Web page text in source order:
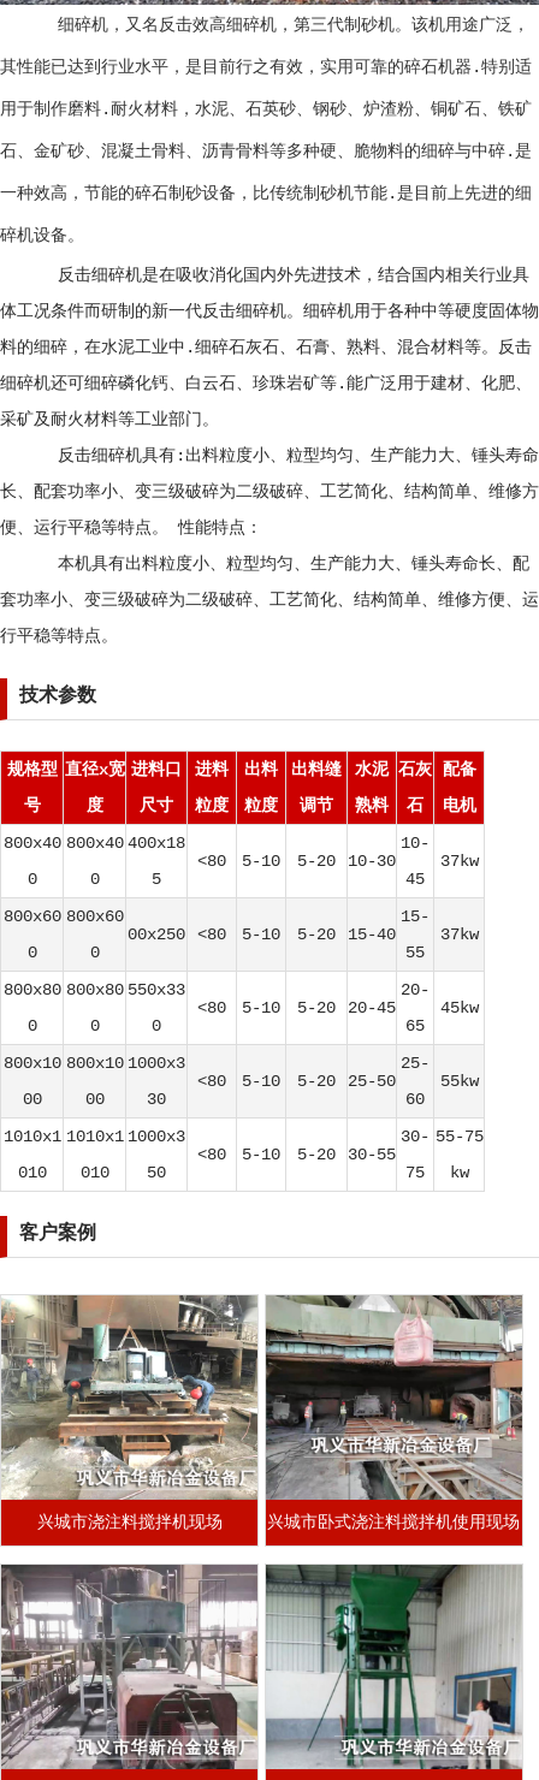
细碎机，又名反击效高细碎机，第三代制砂机。该机用途广泛，
其性能已达到行业水平，是目前行之有效，实用可靠的碎石机器.特别适
用于制作磨料.耐火材料，水泥、石英砂、钢砂、炉渣粉、铜矿石、铁矿
石、金矿砂、混凝土骨料、沥青骨料等多种硬、脆物料的细碎与中碎.是
一种效高，节能的碎石制砂设备，比传统制砂机节能.是目前上先进的细
碎机设备。
反击细碎机是在吸收消化国内外先进技术，结合国内相关行业具
体工况条件而研制的新一代反击细碎机。细碎机用于各种中等硬度固体物
料的细碎，在水泥工业中.细碎石灰石、石膏、熟料、混合材料等。反击
细碎机还可细碎磷化钙、白云石、珍珠岩矿等.能广泛用于建材、化肥、
采矿及耐火材料等工业部门。
反击细碎机具有:出料粒度小、粒型均匀、生产能力大、锤头寿命
长、配套功率小、变三级破碎为二级破碎、工艺简化、结构简单、维修方
便、运行平稳等特点。 性能特点：
本机具有出料粒度小、粒型均匀、生产能力大、锤头寿命长、配
套功率小、变三级破碎为二级破碎、工艺简化、结构简单、维修方便、运
行平稳等特点。
技术参数
规格型
号
直径x宽
度
进料口
尺寸
进料
粒度
出料
粒度
出料缝
调节
水泥
熟料
石灰
石
配备
电机
800x40
0
800x40
0
400x18
5
<80 5-10 5-20 10-30
10-
45
37kw
800x60
0
800x60
0
00x250 <80 5-10 5-20 15-40
15-
55
37kw
800x80
0
800x80
0
550x33
0
<80 5-10 5-20 20-45
20-
65
45kw
800x10
00
800x10
00
1000x3
30
<80 5-10 5-20 25-50
25-
60
55kw
1010x1
010
1010x1
010
1000x3
50
<80 5-10 5-20 30-55
30-
75
55-75
kw
客户案例
兴城市浇注料搅拌机现场 兴城市卧式浇注料搅拌机使用现场